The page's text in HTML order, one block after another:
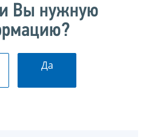
Вы нужную
Да